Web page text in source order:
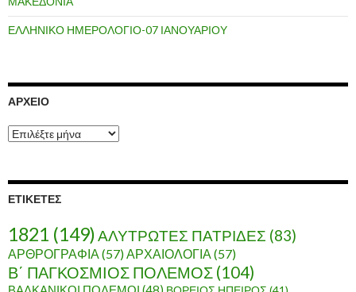
ΕΛΛΗΝΙΚΟ ΗΜΕΡΟΛΟΓΙΟ-07 ΙΑΝΟΥΑΡΙΟΥ
ΑΡΧΕΊΟ
Α
ρ
ο
ΕΤΙΚΈΤΕΣ
1821 (149) ΑΛΥΤΡΩΤΕΣ ΠΑΤΡΙΔΕΣ (83)
ΑΡΘΡΟΓΡΑΦΙΑ (57) ΑΡΧΑΙΟΛΟΓΙΑ (57)
Β΄ ΠΑΓΚΟΣΜΙΟΣ ΠΟΛΕΜΟΣ (104)